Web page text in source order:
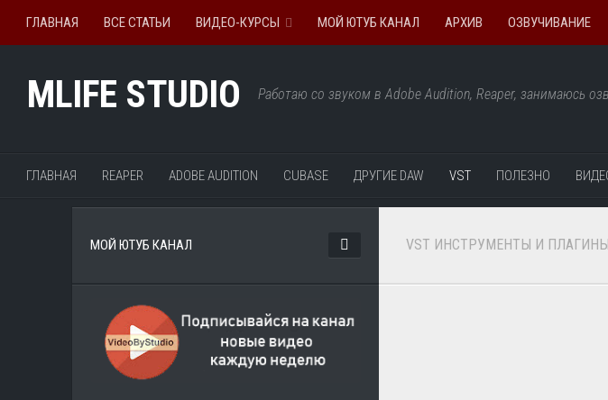
ГЛАВНАЯ ВСЕ СТАТЬИ ВИДЕО-КУРСЫ МОЙ ЮТУБ КАНАЛ АРХИВ ОЗВУЧИВАНИЕ
MLIFE STUDIO Работаю со звуком в Adobe Audition, Reaper, занимаюсь
ГЛАВНАЯ REAPER ADOBE AUDITION CUBASE ДРУГИЕ DAW VST ПОЛЕЗНО
VST ИНСТРУМЕНТЫ И ПЛАГИНЫ
МОЙ ЮТУБ КАНАЛ